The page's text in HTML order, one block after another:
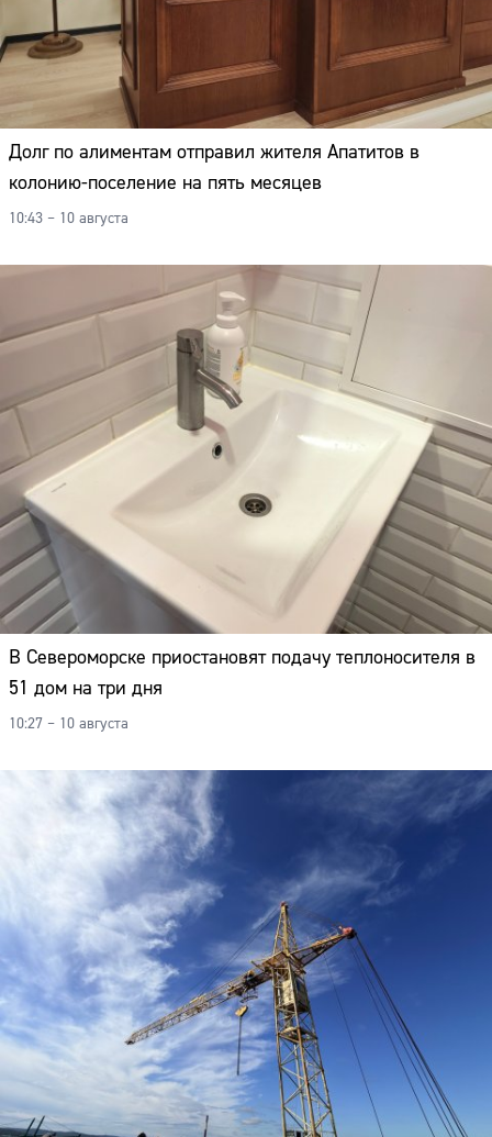
Долг по алиментам отправил жителя Апатитов в
колонию-поселение на пять месяцев
10:43 – 10 августа
В Североморске приостановят подачу теплоносителя в
51 дом на три дня
10:27 – 10 августа